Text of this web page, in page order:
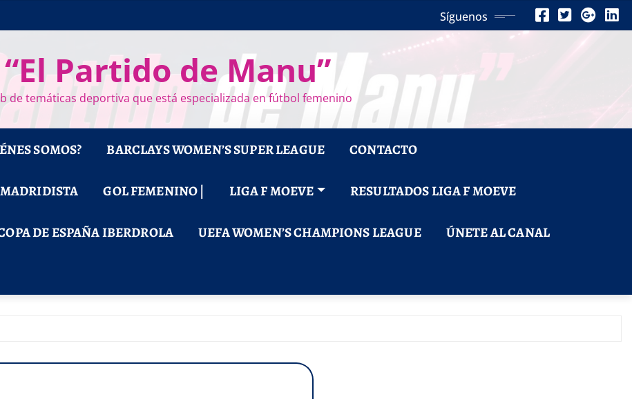
Síguenos
“El Partido de Manu”
de temáticas deportiva que está especializada en fútbol femenino
SOMOS? BARCLAYS WOMEN’S SUPER LEAGUE CONTACTO
GOL FEMENINO | LIGA F MOEVE RESULTADOS LIGA F MOEVE
DE ESPAÑA IBERDROLA UEFA WOMEN’S CHAMPIONS LEAGUE ÚNETE AL CANAL